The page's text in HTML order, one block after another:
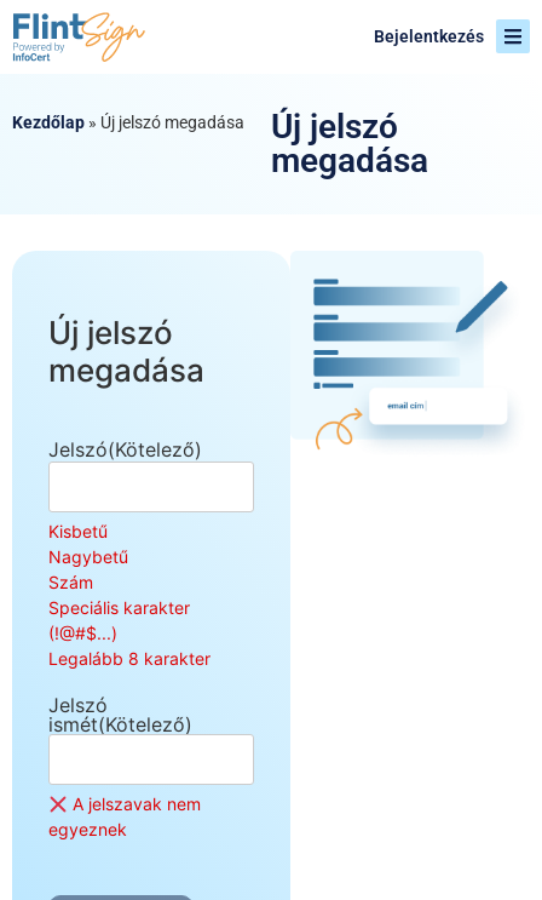
Bejelentkezés
Kezdőlap » Új jelszó megadása
Új jelszó
megadása
Új jelszó
megadása
Jelszó(Kötelező)
Kisbetű
Nagybetű
Szám
Speciális karakter
(!@#$...)
Legalább 8 karakter
Jelszó
ismét(Kötelező)
A jelszavak nem
egyeznek